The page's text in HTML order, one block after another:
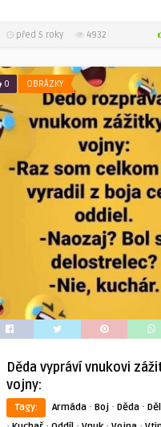
před 5 roky 4932
0 OBRÁZKY
Děda vypráví vnukovi
vojny:
Tagy: Armáda · Boj · Děda ·